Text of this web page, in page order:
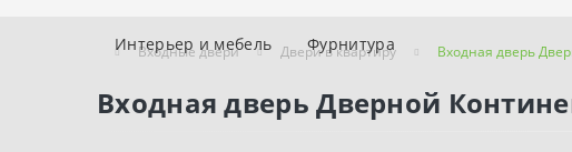
Интерьер и мебель Фурнитура
Входные двери Двери в квартиру Входная дверь
Входная дверь Дверной